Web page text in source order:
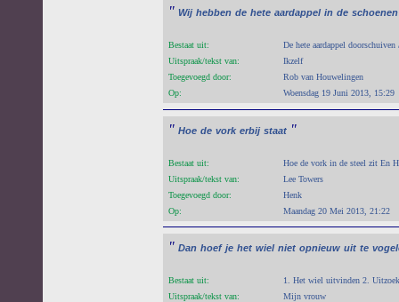
" Wij hebben de hete aardappel in de schoenen
Bestaat uit:
De hete aardappel
Uitspraak/tekst van:
Ikzelf
Toegevoegd door:
Rob van Houwelingen
Op:
Woensdag 19 Juni 2013, 15:29
" Hoe de vork erbij staat "
Bestaat uit:
Hoe de vork in de steel zit En
Uitspraak/tekst van:
Lee Towers
Toegevoegd door:
Henk
Op:
Maandag 20 Mei 2013, 21:22
" Dan hoef je het wiel niet opnieuw uit te
Bestaat uit:
1. Het wiel uitvinden 2.
Uitspraak/tekst van:
Mijn vrouw